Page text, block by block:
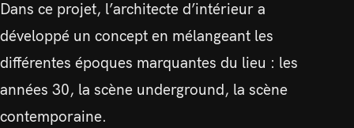
Dans ce projet, l’architecte d’intérieur a
développé un concept en mélangeant les
différentes époques marquantes du lieu : les
années 30, la scène underground, la scène
contemporaine.